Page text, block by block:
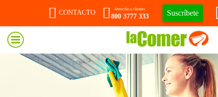
CONTACTO
Atención a clientes
800 3777 333 Suscríbete